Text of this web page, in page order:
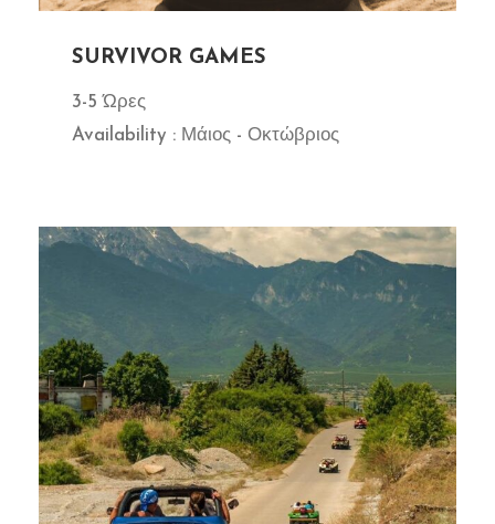
SURVIVOR GAMES
3-5 Ώρες
Availability : Μάιος - Οκτώβριος